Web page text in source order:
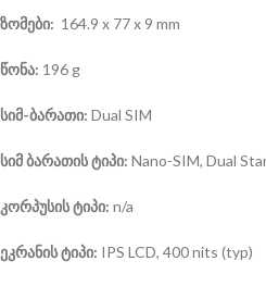
ზომები: 164.9 x 77 x 9 mm
წონა: 196 g
სიმ-ბარათი: Dual SIM
სიმ ბარათის ტიპი: Nano-SIM, Dual
კორპუსის ტიპი: n/a
ეკრანის ტიპი: IPS LCD, 400 nits (typ)